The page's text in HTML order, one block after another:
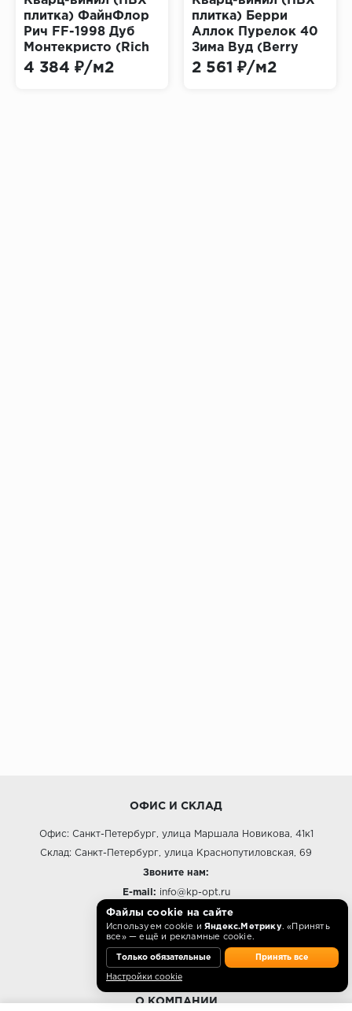
плитка) ФайнФлор
Рич FF-1998 Дуб
Монтекристо (Rich
Fine Floor)
4 384 ₽/м2
плитка) Берри
Аллок Пурелок 40
Зима Вуд (Berry
Alloc Pureloc Winter
2 561 ₽/м2
ОФИС И СКЛАД
Офис: Санкт-Петербург, улица Маршала Новикова, 41к1
Склад: Санкт-Петербург, улица Краснопутиловская, 69
Звоните нам:
E-mail: info@kp-opt.ru
Режим работы
10:00 - 18:00 пн-пт.
О КОМПАНИИ
Файлы cookie на сайте
Используем cookie и Яндекс.Метрику. «Принять
все» — ещё и рекламные cookie.
Только обязательные Принять все
Настройки cookie